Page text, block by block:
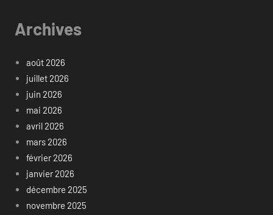
Archives
août 2026
juillet 2026
juin 2026
mai 2026
avril 2026
mars 2026
février 2026
janvier 2026
décembre 2025
novembre 2025